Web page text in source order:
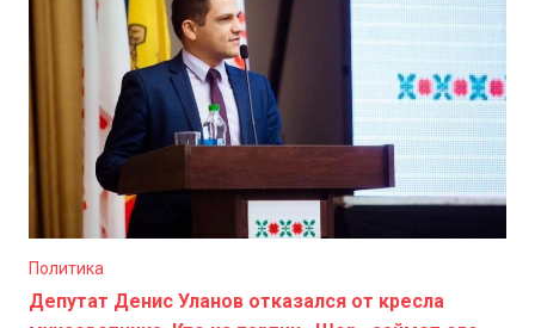
Политика
Депутат Денис Уланов отказался от кресла